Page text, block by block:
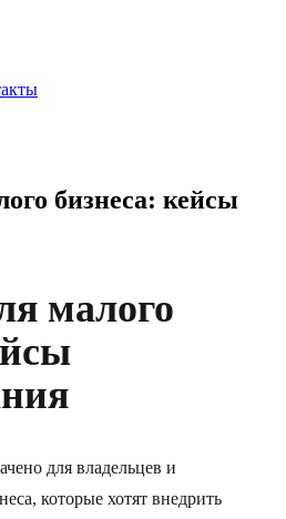
бизнеса: кейсы
малого
для владельцев и
которые хотят внедрить